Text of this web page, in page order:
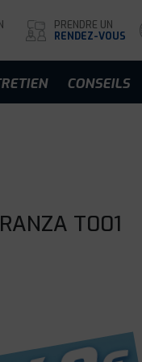
PRENDRE UN
RENDEZ-VOUS
CONSEILS
T001